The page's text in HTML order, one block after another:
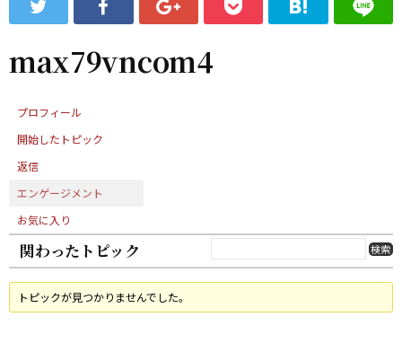
ッ
ォ
ム
max79vncom4
プロフィール
開始したトピック
返信
エンゲージメント
お気に入り
関わったトピック
トピックが見つかりませんでした。